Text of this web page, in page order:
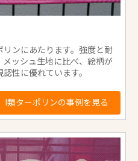
ンにあたります。強度と耐
ッシュ生地に比べ、絵柄が
性に優れています。
I類ターポリンの事例を見る